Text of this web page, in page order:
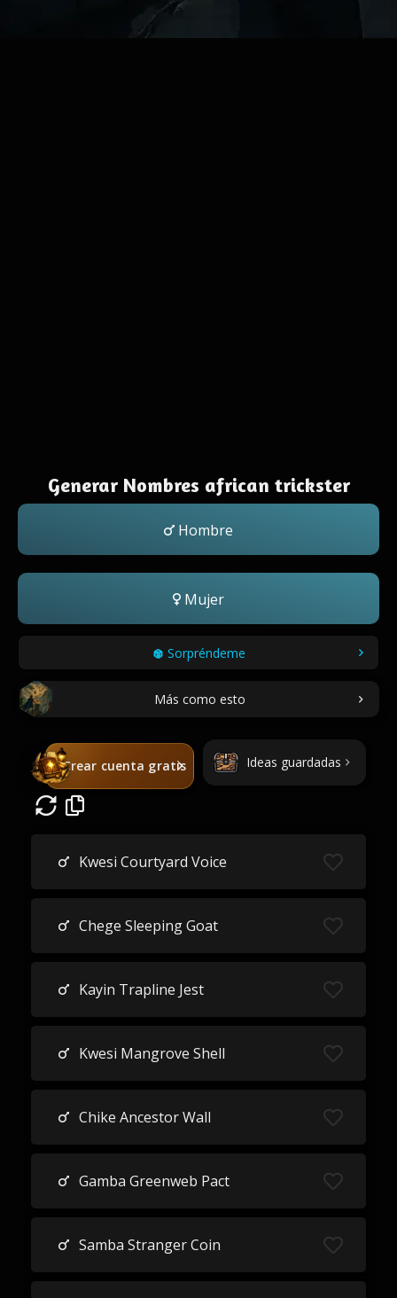
Generar Nombres african trickster
Hombre
Mujer
Sorpréndeme
Más como esto
Crear cuenta gratis Ideas guardadas
Kwesi Courtyard Voice
Chege Sleeping Goat
Kayin Trapline Jest
Kwesi Mangrove Shell
Chike Ancestor Wall
Gamba Greenweb Pact
Samba Stranger Coin